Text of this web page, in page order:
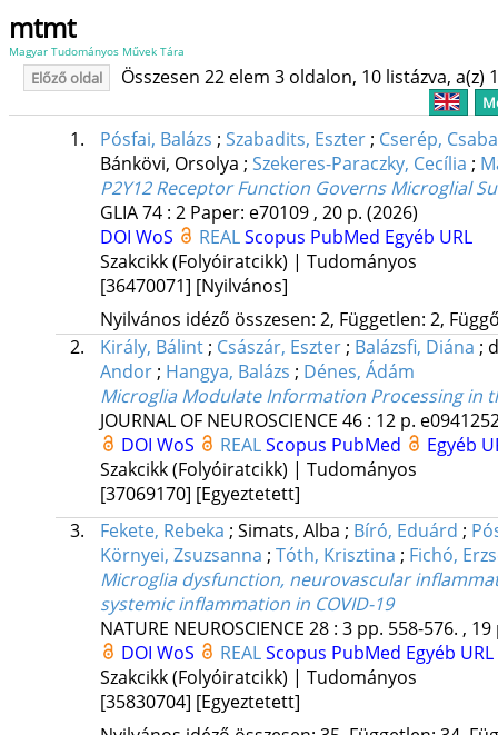
mtmt
Magyar Tudományos Művek Tára
Előző oldal Összesen 22 elem 3 oldalon, 10 listázva, a(z)
1. Pósfai, Balázs ; Szabadits, Eszter; Cserép, Csaba
Bánkövi, Orsolya ; Szekeres-Paraczky, Cecília ;
P2Y12 Receptor Function Governs Microglial
GLIA74: 2 Paper: e70109 , 20 p. (2026)
DOI WoS REALScopus PubMed Egyéb URL
Szakcikk (Folyóiratcikk) | Tudományos
[36470071] [Nyilvános]
Nyilvános idéző összesen: 2, Független: 2,
2.
Király, Bálint; Császár, Eszter; Balázsfi, Diána ;
Andor; Hangya, Balázs ; Dénes, Ádám
Microglia Modulate Information Processing in
JOURNAL OF NEUROSCIENCE 46: 12 p.
DOI WoS REALScopus PubMed
Egyéb
Szakcikk (Folyóiratcikk) | Tudományos
[37069170] [Egyeztetett]
3.
Fekete, Rebeka ; Simats, Alba ; Bíró, Eduárd ;
Környei, Zsuzsanna ; Tóth, Krisztina ; Fichó,
Microglia dysfunction, neurovascular
systemic inflammation in COVID-19
NATURE NEUROSCIENCE 28: 3 pp. 558-576. ,
DOI WoS REALScopus PubMed Egyéb URL
Szakcikk (Folyóiratcikk) | Tudományos
[35830704] [Egyeztetett]